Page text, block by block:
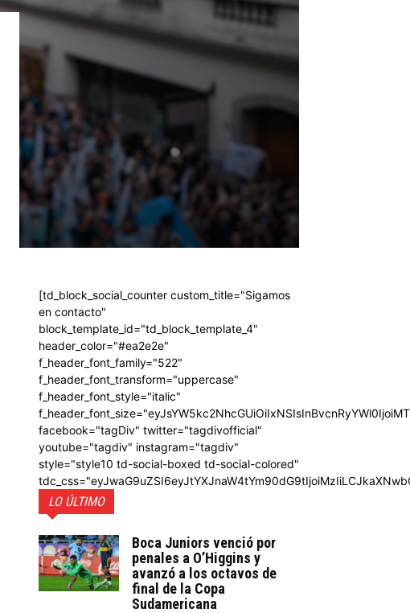
[td_block_social_counter custom_title="Sigamos
en contacto"
block_template_id="td_block_template_4"
header_color="#ea2e2e"
f_header_font_family="522"
f_header_font_transform="uppercase"
f_header_font_style="italic"
facebook="tagDiv" twitter="tagdivofficial"
youtube="tagdiv" instagram="tagdiv"
style="style10 td-social-boxed td-social-colored"
LO ÚLTIMO
Boca Juniors venció por
penales a O’Higgins y
avanzó a los octavos de
final de la Copa
Sudamericana